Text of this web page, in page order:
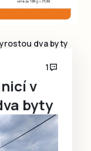
dva byty
1
v
byty